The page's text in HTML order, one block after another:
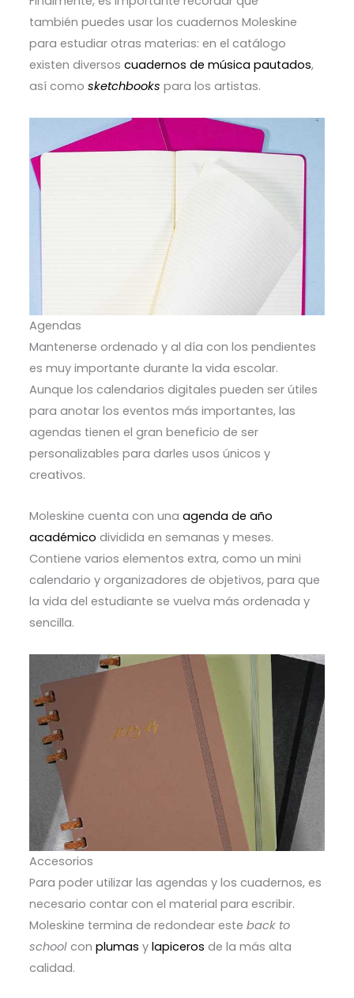
también puedes usar los cuadernos Moleskine
para estudiar otras materias: en el catálogo
existen diversos cuadernos de música pautados,
así como sketchbooks para los artistas.
Agendas
Mantenerse ordenado y al día con los pendientes
es muy importante durante la vida escolar.
Aunque los calendarios digitales pueden ser útiles
para anotar los eventos más importantes, las
agendas tienen el gran beneficio de ser
personalizables para darles usos únicos y
creativos.
Moleskine cuenta con una agenda de año
académico dividida en semanas y meses.
Contiene varios elementos extra, como un mini
calendario y organizadores de objetivos, para que
la vida del estudiante se vuelva más ordenada y
sencilla.
Accesorios
Para poder utilizar las agendas y los cuadernos, es
necesario contar con el material para escribir.
Moleskine termina de redondear este back to
schoolcon plumas y lapiceros de la más alta
calidad.